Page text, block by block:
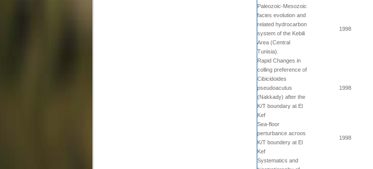
Paleozoic-Mesozoic
facies evolution and
related hydrocarbon
system of the Kebili
Area (Central
Tunisia).
1998
Rapid Changes in
colling preference of
Cibicidoides
pseudoacutus
(Nakkady) after the
K/T boundary at El
Kef
1998
Sea-floor
perturbance acroos
K/T boundery at El
Kef
1998
Systematics and